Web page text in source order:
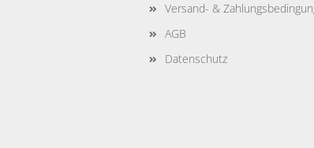
Versand- &
AGB
Datenschutz